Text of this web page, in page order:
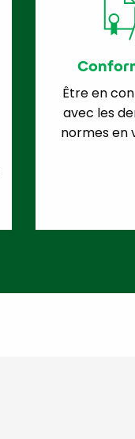
Être en
avec les
normes en